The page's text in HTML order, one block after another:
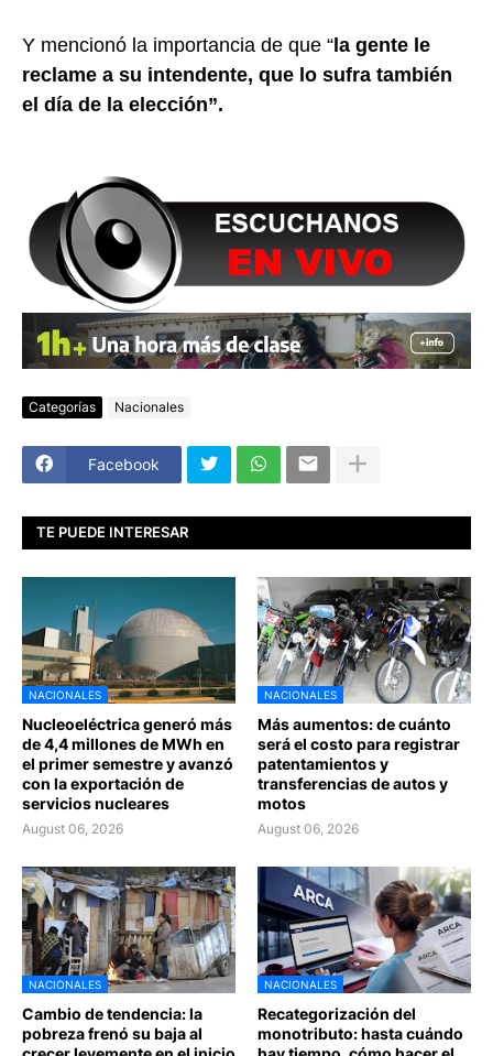
Y mencionó la importancia de que “la gente le
reclame a su intendente, que lo sufra también
el día de la elección”.
Categorías Nacionales
Facebook
TE PUEDE INTERESAR
NACIONALES
Nucleoeléctrica generó más
de 4,4 millones de MWh en
el primer semestre y avanzó
con la exportación de
servicios nucleares
August 06, 2026
NACIONALES
Más aumentos: de cuánto
será el costo para registrar
patentamientos y
transferencias de autos y
motos
August 06, 2026
NACIONALES
Cambio de tendencia: la
pobreza frenó su baja al
NACIONALES
Recategorización del
monotributo: hasta cuándo